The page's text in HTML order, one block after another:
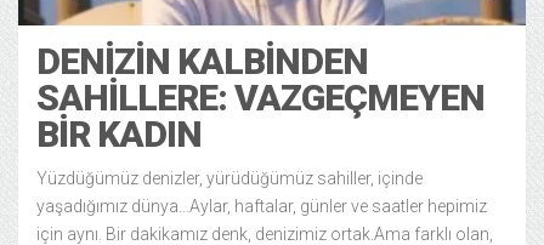
DENİZİN KALBİNDEN
SAHİLLERE: VAZGEÇMEYEN
BİR KADIN
Yüzdüğümüz denizler, yürüdüğümüz sahiller, içinde
yaşadığımız dünya…Aylar, haftalar, günler ve saatler hepimiz
için aynı. Bir dakikamız denk, denizimiz ortak.Ama farklı olan,